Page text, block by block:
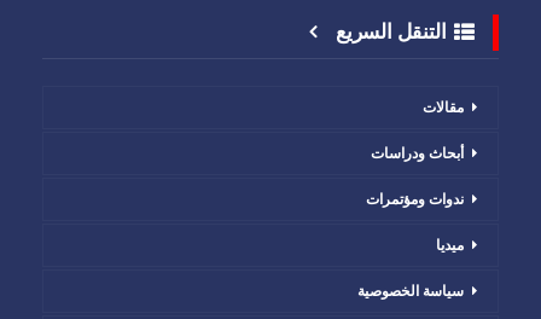
التنقل السريع
مقالات
أبحاث ودراسات
ندوات ومؤتمرات
ميديا
سياسة الخصوصية